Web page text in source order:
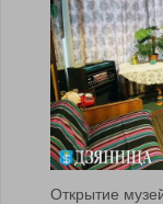
Открытие